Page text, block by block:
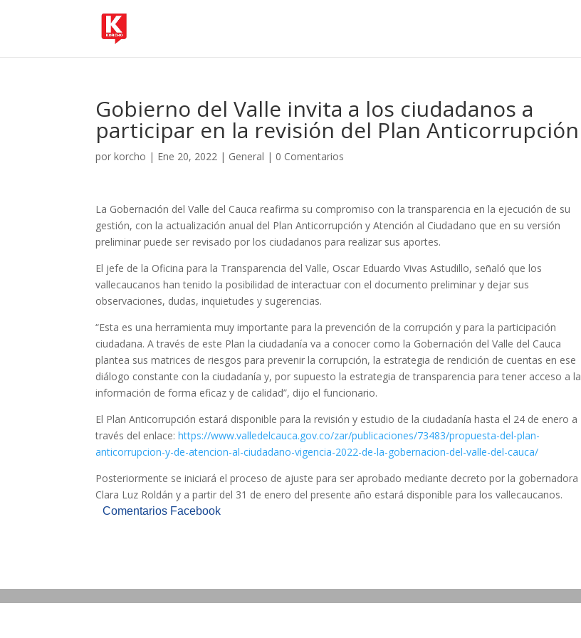
Gobierno del Valle invita a los ciudadanos a
participar en la revisión del Plan Anticorrupción
porkorcho | Ene 20, 2022 | General | 0 Comentarios
La Gobernación del Valle del Cauca reafirma su compromiso con la transparencia en la ejecución de su
gestión, con la actualización anual del Plan Anticorrupción y Atención al Ciudadano que en su versión
preliminar puede ser revisado por los ciudadanos para realizar sus aportes.
El jefe de la Oficina para la Transparencia del Valle, Oscar Eduardo Vivas Astudillo, señaló que los
vallecaucanos han tenido la posibilidad de interactuar con el documento preliminar y dejar sus
observaciones, dudas, inquietudes y sugerencias.
“Esta es una herramienta muy importante para la prevención de la corrupción y para la participación
ciudadana. A través de este Plan la ciudadanía va a conocer como la Gobernación del Valle del Cauca
plantea sus matrices de riesgos para prevenir la corrupción, la estrategia de rendición de cuentas en ese
diálogo constante con la ciudadanía y, por supuesto la estrategia de transparencia para tener acceso a la
información de forma eficaz y de calidad”, dijo el funcionario.
El Plan Anticorrupción estará disponible para la revisión y estudio de la ciudadanía hasta el 24 de enero a
través del enlace:https://www.valledelcauca.gov.co/zar/publicaciones/73483/propuesta-del-plan-
anticorrupcion-y-de-atencion-al-ciudadano-vigencia-2022-de-la-gobernacion-del-valle-del-cauca/
Posteriormente se iniciará el proceso de ajuste para ser aprobado mediante decreto por la gobernadora
Clara Luz Roldán y a partir del 31 de enero del presente año estará disponible para los vallecaucanos.
Comentarios Facebook